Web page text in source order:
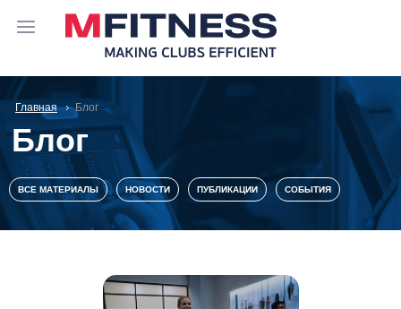
Главная Блог
Блог
ВСЕ МАТЕРИАЛЫ НОВОСТИ ПУБЛИКАЦИИ СОБЫТИЯ